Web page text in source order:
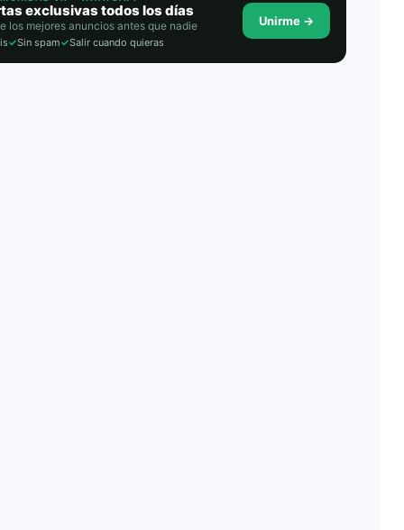
exclusivas todos los días
los mejores anuncios antes que nadie
✓Sin spam✓Salir cuando quieras
Unirme →